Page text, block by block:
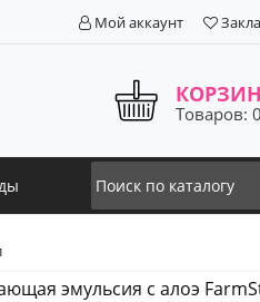
Мой аккаунт
Товаров:
эмульсия с алоэ